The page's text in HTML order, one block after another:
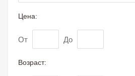
Цена:
От До
Возраст: